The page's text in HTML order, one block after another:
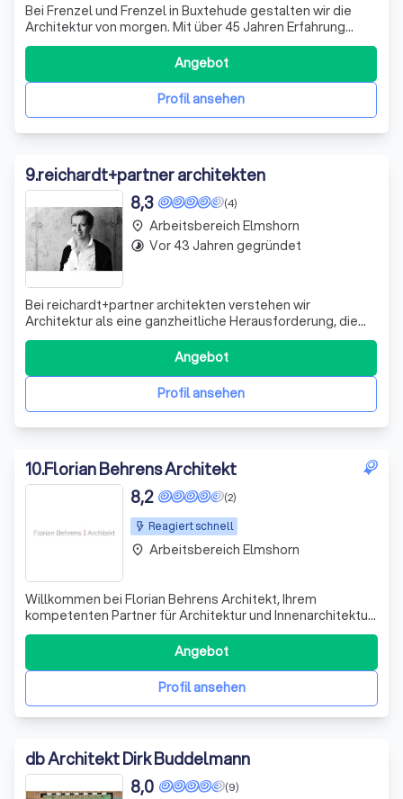
Bei Frenzel und Frenzel in Buxtehude gestalten wir die
Architektur von morgen. Mit über 45 Jahren Erfahrung
schaffen wir moderne und funktionale Gebäude, die von
innen nach außen mit innovativen Ideen für die Menschen
entworfen sind, die in ihnen leben und arbeiten. Unser 25-
köpfiges Team kombiniertProfil ansehen
Angebot
9.reichardt+partner architekten
(4)
8,3
Bei reichardt+partner architekten verstehen wir
Architektur als eine ganzheitliche Herausforderung, die
weit über das klassische Konzept hinausgeht. Wir
übernehmen die Verantwortung für Ihre Bauprojekte – von
der ersten Skizze bis zur finalen Übergabe. Unser
interdisziplinäres Team aus Architekten u
Profil ansehen
Angebot
place Arbeitsbereich Elmshorn
timelapse Vor 43 Jahren gegründet
10.Florian Behrens Architekt
Reagiert schnell
(2)
8,2
Willkommen bei Florian Behrens Architekt, Ihrem
kompetenten Partner für Architektur und Innenarchitektur
im Großraum Hamburg und ganz Norddeutschland. Unser
engagiertes Team realisiert Bauprojekte, die durch ihre
Einzigartigkeit bestechen. Wir bieten Ihnen ein
umfassendes Leistungsspektrum, das von
Profil ansehen
Angebot
place Arbeitsbereich Elmshorn
db Architekt Dirk Buddelmann
(9)
8,0